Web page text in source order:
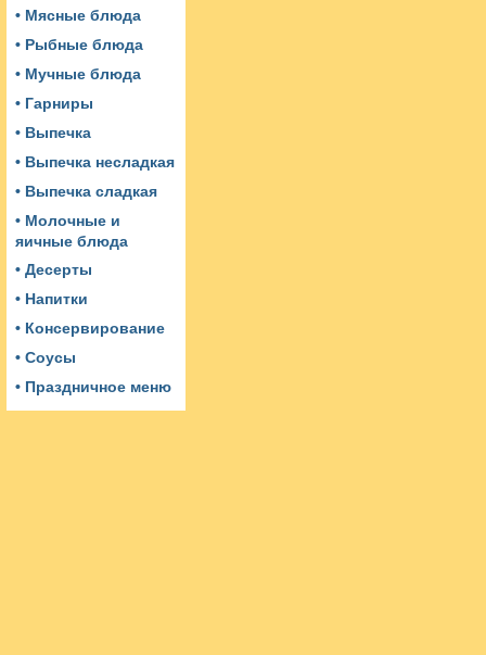
• Мясные блюда
• Рыбные блюда
• Мучные блюда
• Гарниры
• Выпечка
• Выпечка несладкая
• Выпечка сладкая
• Молочные и
яичные блюда
• Десерты
• Напитки
• Консервирование
• Соусы
• Праздничное меню